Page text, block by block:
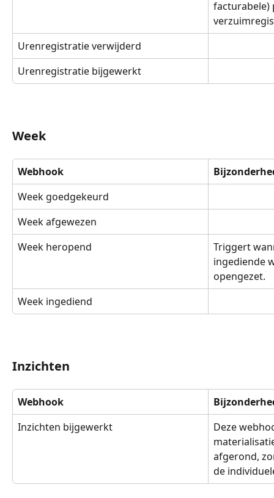
facturabele)
Urenregistratie verwijderd
Urenregistratie bijgewerkt
Week
Webhook
Week goedgekeurd
Week afgewezen
Week heropend
Triggert
ingediende
opengezet.
Week ingediend
Inzichten
Webhook
Inzichten bijgewerkt
Deze
afgerond,
de